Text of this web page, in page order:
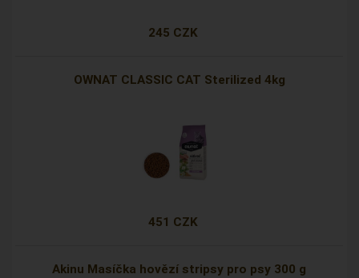
245 CZK
OWNAT CLASSIC CAT Sterilized 4kg
451 CZK
Akinu Masíčka hovězí stripsy pro psy 300 g